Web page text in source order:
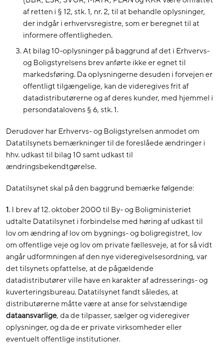
af retten i § 12, stk. 1, nr. 2, til at behandle oplysninger,
der indgår i erhvervsregistre, som er beregnet til at
informere offentligheden.
At bilag 10-oplysninger på baggrund af det i Erhvervs-
og Boligstyrelsens brev anførte ikke er egnet til
markedsføring. Da oplysningerne desuden i forvejen er
offentligt tilgængelige, kan de videregives frit af
datadistributørerne og af deres kunder, med hjemmel i
persondatalovens § 6, stk. 1.
Derudover har Erhvervs- og Boligstyrelsen anmodet om
Datatilsynets bemærkninger til de foreslåede ændringer i
hhv. udkast til bilag 10 samt udkast til
ændringsbekendtgørelse.
Datatilsynet skal på den baggrund bemærke følgende:
1. I brev af 12. oktober 2000 til By- og Boligministeriet
udtalte Datatilsynet i forbindelse med høring af udkast til
lov om ændring af lov om bygnings- og boligregistret, lov
om offentlige veje og lov om private fællesveje, at for så vidt
angår udformningen af den nye videregivelsesordning, var
det tilsynets opfattelse, at de pågældende
datadistributører ville have en karakter af adresserings- og
kuverteringsbureau. Datatilsynet fandt således, at
distributørerne måtte være at anse for selvstændige
dataansvarlige, da de tilpasser, sælger og videregiver
oplysninger, og da de er private virksomheder eller
eventuelt offentlige institutioner.